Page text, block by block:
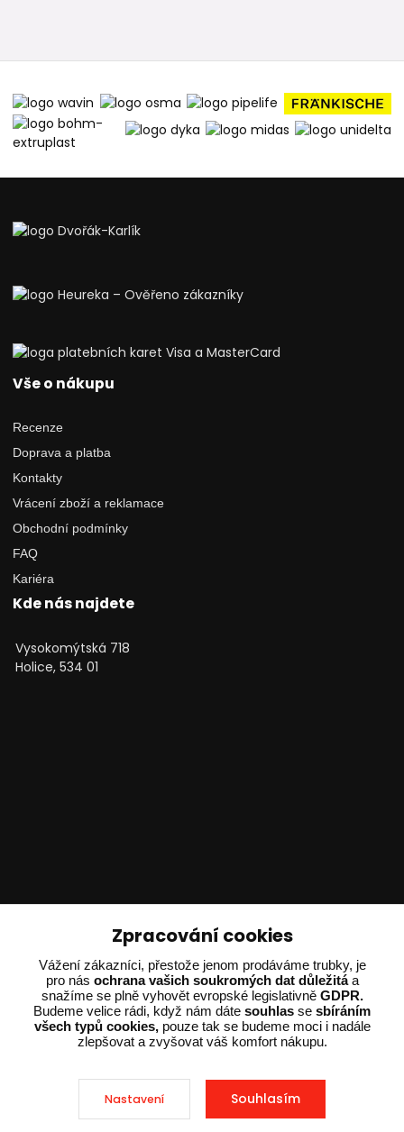
Vše o nákupu
Recenze
Doprava a platba
Kontakty
Vrácení zboží a reklamace
Obchodní podmínky
FAQ
Kariéra
Kde nás najdete
Vysokomýtská 718
Holice, 534 01
Ing. Adam Dvořák
+420 602 234 254
(Po-Pá 8:00 - 15:00)
potrebujiporadit@dvorak-karlik.cz
Zpracování cookies
Vážení zákazníci, přestože jenom prodáváme trubky, je
pro nás ochrana vašich soukromých dat důležitáa
snažíme se plně vyhovět evropské legislativně GDPR.
Budeme velice rádi, když nám dáte souhlas se sbíráním
všech typů cookies,pouze tak se budeme moci i nadále
zlepšovat a zvyšovat váš komfort nákupu.
Nastavení Souhlasím